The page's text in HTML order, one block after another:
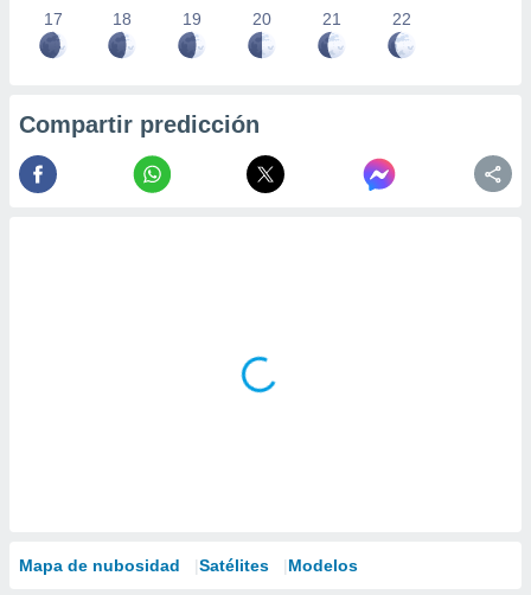
17 18 19 20 21 22
Compartir predicción
Mapa de nubosidad Satélites Modelos